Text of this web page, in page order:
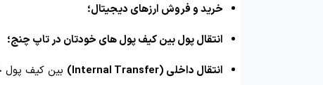
خرید و فروش ارزهای دیجیتال؛
انتقال پول بین کیف پول‌ های خودتان در تاپ‌ چنج؛
انتقال داخلی (Internal Transfer)
بین کیف پول